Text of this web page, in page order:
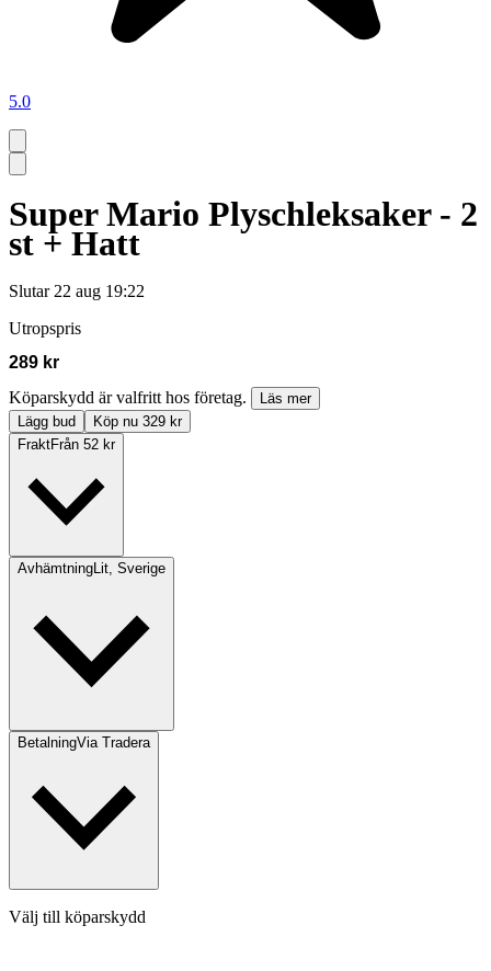
5.0
Super Mario Plyschleksaker - 2
st + Hatt
Slutar 22 aug 19:22
Utropspris
289 kr
Köparskydd är valfritt hos företag.
Läs mer
Lägg bud
Köp nu 329 kr
FraktFrån 52 kr
AvhämtningLit, Sverige
BetalningVia Tradera
Välj till köparskydd